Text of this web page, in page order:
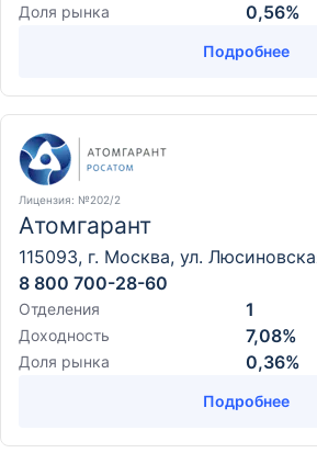
Доля рынка 0,56%
Подробнее
Лицензия: №202/2
Атомгарант
115093, г. Москва, ул.
8 800 700-28-60
Отделения 1
Доходность 7,08%
Доля рынка 0,36%
Подробнее